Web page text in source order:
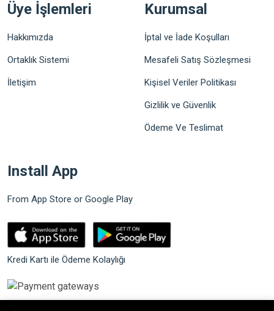
Üye İşlemleri
Hakkımızda
Ortaklık Sistemi
İletişim
Kurumsal
İptal ve İade Koşulları
Mesafeli Satış Sözleşmesi
Kişisel Veriler Politikası
Gizlilik ve Güvenlik
Ödeme Ve Teslimat
Install App
From App Store or Google Play
Kredi Kartı ile Ödeme Kolaylığı